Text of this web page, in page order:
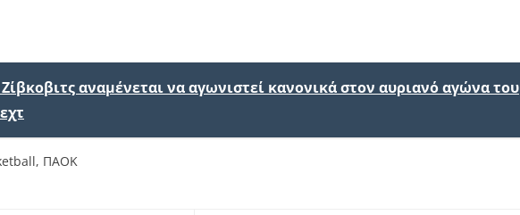
αναμένεται να αγωνιστεί κανονικά στον αυριανό αγώνα του
, ΠΑΟΚ